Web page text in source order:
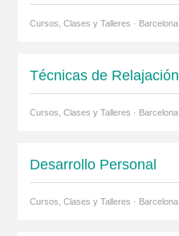
Cursos, Clases y Talleres · Barcelona
Técnicas de Relajación
Cursos, Clases y Talleres · Barcelona
Desarrollo Personal
Cursos, Clases y Talleres · Barcelona